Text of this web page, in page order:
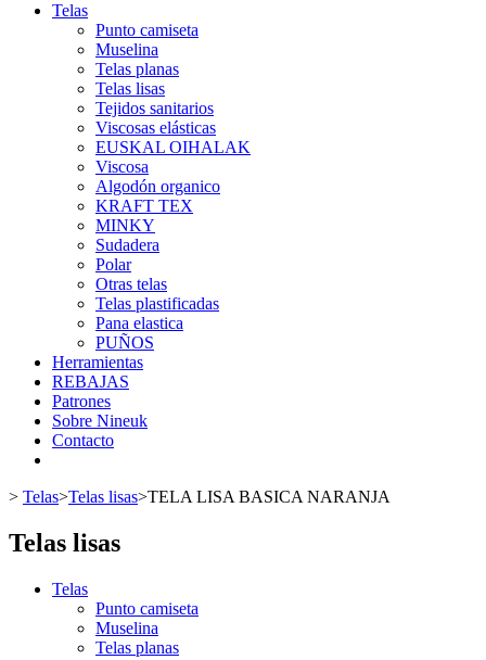
Telas
Punto camiseta
Muselina
Telas planas
Telas lisas
Tejidos sanitarios
Viscosas elásticas
EUSKAL OIHALAK
Viscosa
Algodón organico
KRAFT TEX
MINKY
Sudadera
Polar
Otras telas
Telas plastificadas
Pana elastica
PUÑOS
Herramientas
REBAJAS
Patrones
Sobre Nineuk
Contacto
> Telas>Telas lisas>TELA LISA BASICA NARANJA
Telas lisas
Telas
Punto camiseta
Muselina
Telas planas